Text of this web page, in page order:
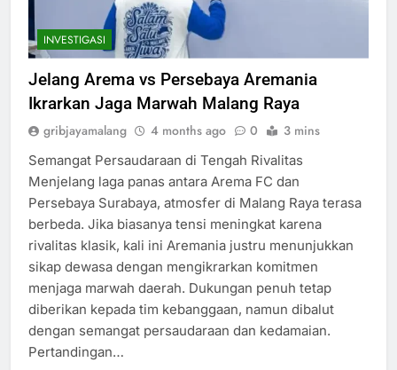
INVESTIGASI
Jelang Arema vs Persebaya Aremania
Ikrarkan Jaga Marwah Malang Raya
gribjayamalang 4 months ago 0 3 mins
Semangat Persaudaraan di Tengah Rivalitas
Menjelang laga panas antara Arema FC dan
Persebaya Surabaya, atmosfer di Malang Raya terasa
berbeda. Jika biasanya tensi meningkat karena
rivalitas klasik, kali ini Aremania justru menunjukkan
sikap dewasa dengan mengikrarkan komitmen
menjaga marwah daerah. Dukungan penuh tetap
diberikan kepada tim kebanggaan, namun dibalut
dengan semangat persaudaraan dan kedamaian.
Pertandingan…